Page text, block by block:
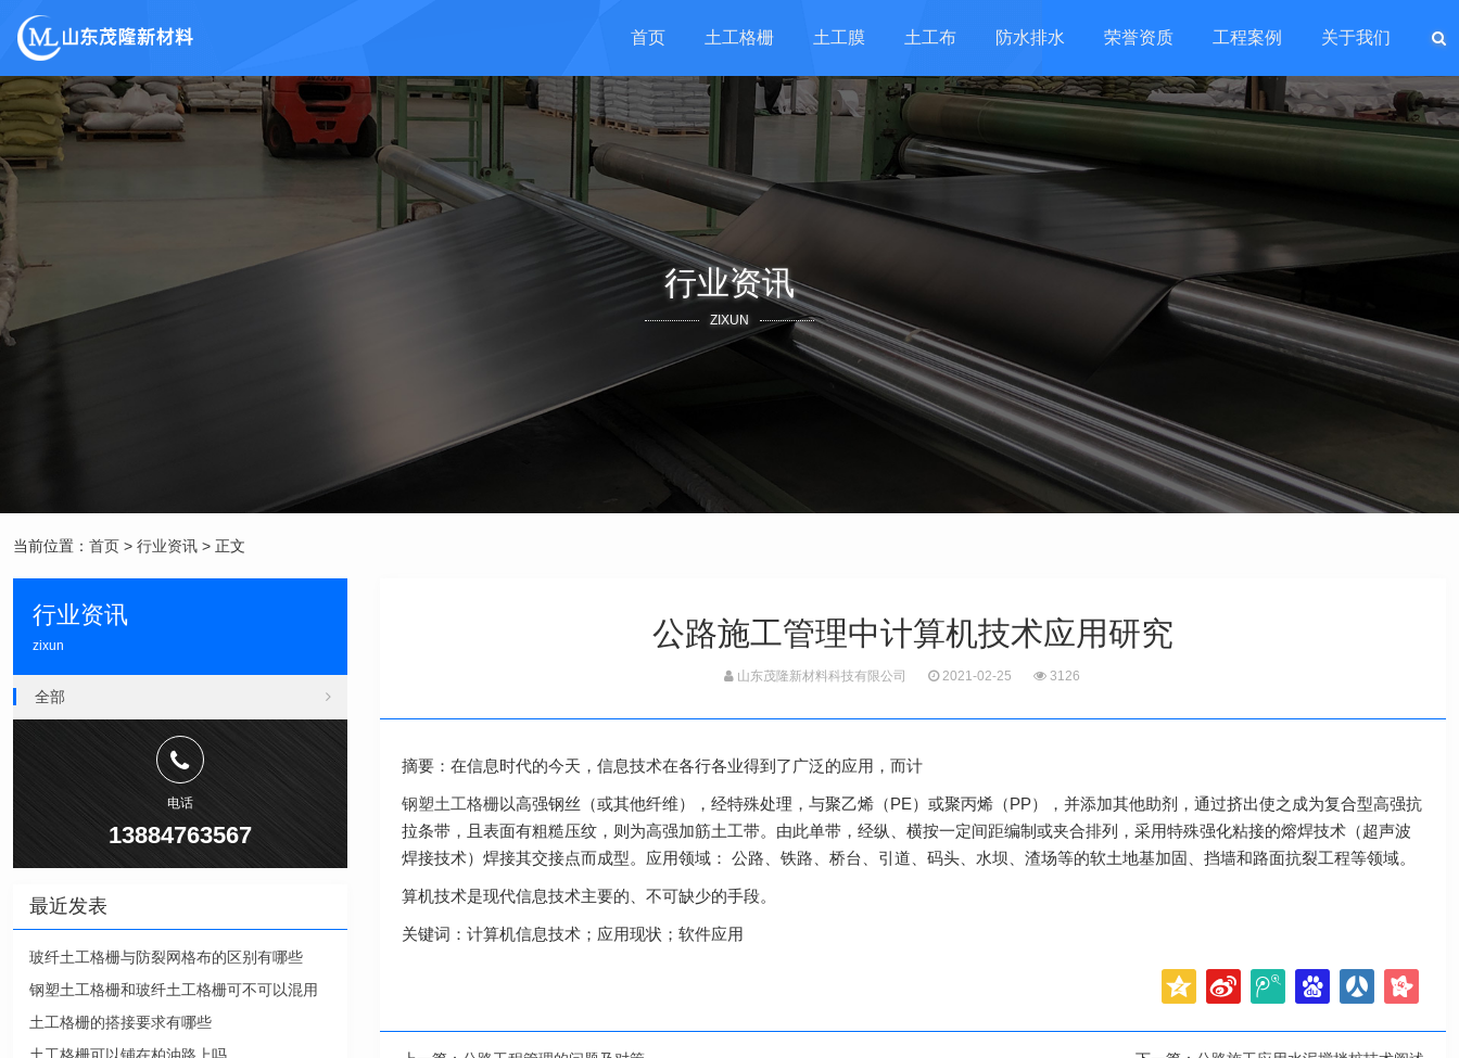
首页 土工格栅 土工膜 土工布 防水排水 荣誉资质 工程案例 关于我们
行业资讯
ZIXUN
当前位置： 首页 > 行业资讯 > 正文
公路施工管理中计算机技术应用研究
山东茂隆新材料科技有限公司 2021-02-25 3126
摘要：在信息时代的今天，信息技术在各行各业得到了广泛的应用，而计
钢塑土工格栅以高强钢丝（或其他纤维），经特殊处理，与聚乙烯（PE）或聚丙烯（PP），并添加其他助剂，通过挤出使之成为复合型高强抗
拉条带，且表面有粗糙压纹，则为高强加筋土工带。由此单带，经纵、横按一定间距编制或夹合排列，采用特殊强化粘接的熔焊技术（超声波
焊接技术）焊接其交接点而成型。应用领域： 公路、铁路、桥台、引道、码头、水坝、渣场等的软土地基加固、挡墙和路面抗裂工程等领域。
算机技术是现代信息技术主要的、不可缺少的手段。
关键词：计算机信息技术；应用现状；软件应用
行业资讯
zixun
全部
电话
13884763567
最近发表
玻纤土工格栅与防裂网格布的区别有哪些
钢塑土工格栅和玻纤土工格栅可不可以混用
土工格栅的搭接要求有哪些